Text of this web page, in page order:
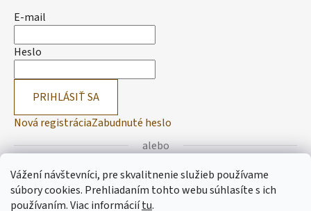
Vážení návštevníci, pre skvalitnenie služieb používame
súbory cookies. Prehliadaním tohto webu súhlasíte s ich
používaním.Viac informáciítu.
E-mail
Heslo
PRIHLÁSIŤ SA
Nová registráciaZabudnuté heslo
alebo
Prihlásiť sa cez Facebook